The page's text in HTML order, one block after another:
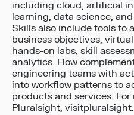
including cloud, artificial
learning, data science,
Skills also include tools to
business objectives,
hands-on labs, skill
analytics. Flow
engineering teams with
into workflow patterns to
products and services.
Pluralsight,